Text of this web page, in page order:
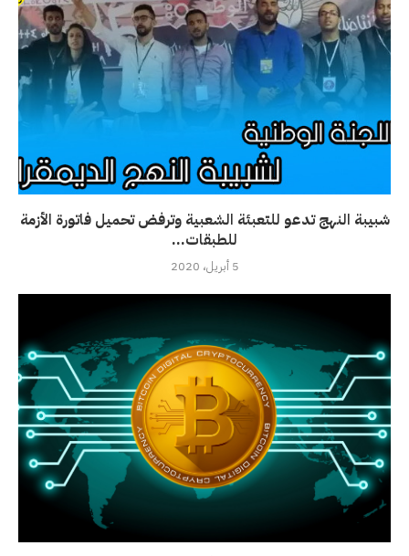
شبيبة النهج تدعو للتعبئة الشعبية وترفض تحميل فاتورة الأزمة
للطبقات...
5 أبريل، 2020